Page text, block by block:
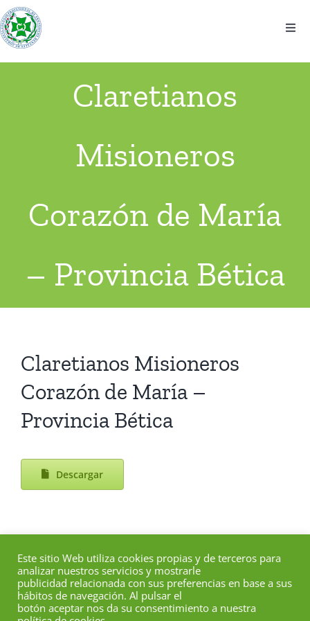
Saltar
al
contenido
El colegio
Información
Noticias
Eventos
Claretianos
Misioneros
Corazón de María
– Provincia Bética
Claretianos Misioneros
Corazón de María –
Provincia Bética
Descargar
Este sitio Web utiliza cookies propias y de terceros para
analizar nuestros servicios y mostrarle
publicidad relacionada con sus preferencias en base a sus
hábitos de navegación. Al pulsar el
botón aceptar nos da su consentimiento a nuestra